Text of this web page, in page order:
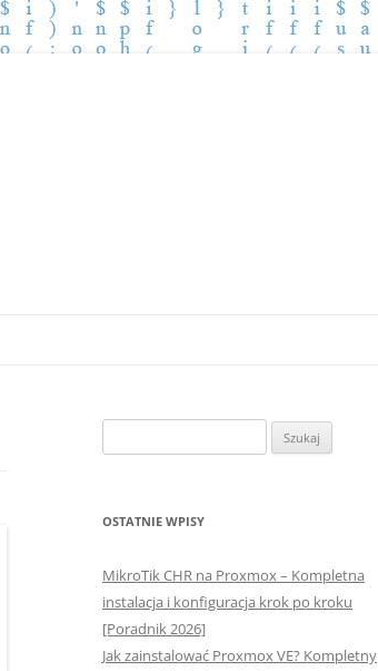
OSTATNIE WPISY
MikroTik CHR na Proxmox – Kompletna
instalacja i konfiguracja krok po kroku
[Poradnik 2026]
Jak zainstalować Proxmox VE? Kompletny